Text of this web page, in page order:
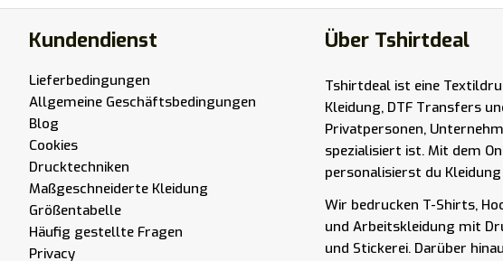
Kundendienst
Lieferbedingungen
Allgemeine Geschäftsbedingungen
Blog
Cookies
Drucktechniken
Maßgeschneiderte Kleidung
Größentabelle
Häufig gestellte Fragen
Privacy
Über Tshirtdeal
Tshirtdeal ist eine
Kleidung, DTF Transfers
Privatpersonen,
spezialisiert ist. Mit dem
personalisierst du
Wir bedrucken T-Shirts,
und Arbeitskleidung mit
und Stickerei. Darüber